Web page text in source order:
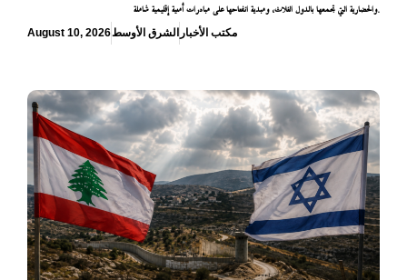
والحضارية التي تجمعها بالدول الثلاث، ومبدية انفتاحها على مبادرات أمنية إقليمية شاملة.
August 10, 2026الشرق الأوسط مكتب الأخبار